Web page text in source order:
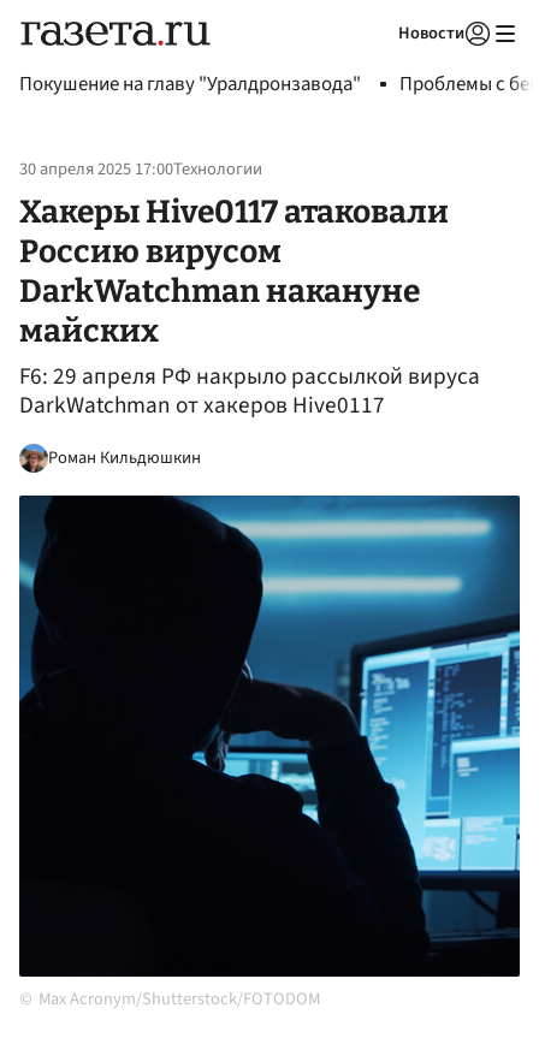
Новости
Покушение на главу "Уралдронзавода" Проблемы с
30 апреля 2025 17:00Технологии
Хакеры Hive0117 атаковали
Россию вирусом
DarkWatchman накануне
майских
F6: 29 апреля РФ накрыло рассылкой вируса
DarkWatchman от хакеров Hive0117
Роман Кильдюшкин
Max Acronym/Shutterstock/FOTODOM